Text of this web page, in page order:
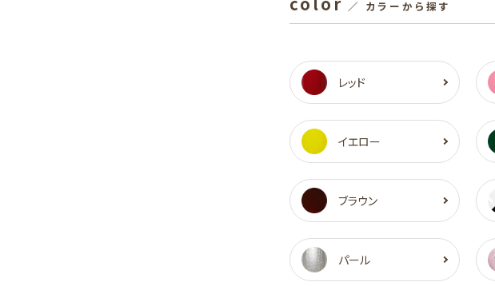
／ カラーから探す
レッド
イエロー
ブラウン
パール